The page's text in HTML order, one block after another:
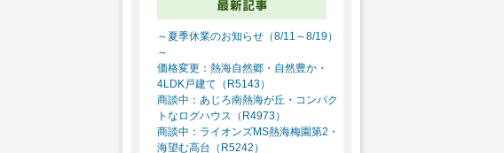
～夏季休業のお知らせ（8/11～8/19）
～
価格変更：熱海自然郷・自然豊か・
4LDK戸建て（R5143）
商談中：あじろ南熱海が丘・コンパク
トなログハウス（R4973）
商談中：ライオンズMS熱海梅園第2・
海望む高台（R5242）